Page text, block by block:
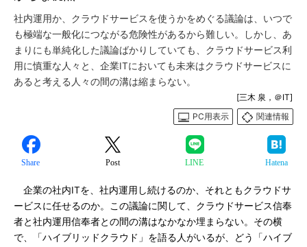
社内運用か、クラウドサービスを使うかをめぐる議論は、いつで
も極端な一般化につながる危険性があるから難しい。しかし、あ
まりにも単純化した議論ばかりしていても、クラウドサービス利
用に慎重な人々と、企業ITにおいても未来はクラウドサービスに
あると考える人々の間の溝は縮まらない。
[三木 泉，＠IT]
PC用表示
関連情報
Share Post LINE Hatena
企業の社内ITを、社内運用し続けるのか、それともクラウドサ
ービスに任せるのか。この議論に関して、クラウドサービス信奉
者と社内運用信奉者との間の溝はなかなか埋まらない。その横
で、「ハイブリッドクラウド」を語る人がいるが、どう「ハイブ